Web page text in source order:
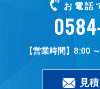
お電話
8:00
見